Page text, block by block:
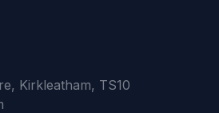
Kirkleatham, TS10